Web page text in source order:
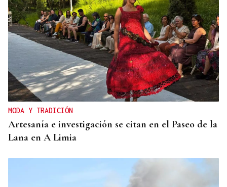
MODA Y TRADICIÓN
Artesanía e investigación se citan en el Paseo de la
Lana en A Limia